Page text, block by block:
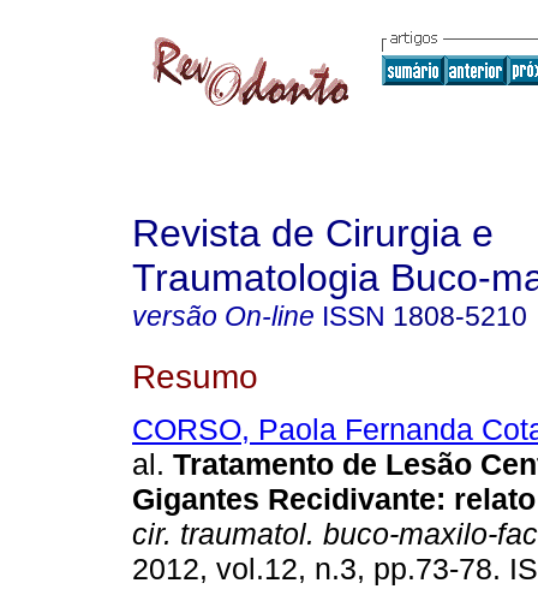
Revista de Cirurgia e
Traumatologia Buco-
versão On-line ISSN 1808-5210
Resumo
CORSO, Paola Fernanda
al. Tratamento de Lesão
Gigantes Recidivante:
cir. traumatol. buco-maxilo-
2012, vol.12, n.3, pp.73-78.